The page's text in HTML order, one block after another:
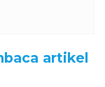
artikel